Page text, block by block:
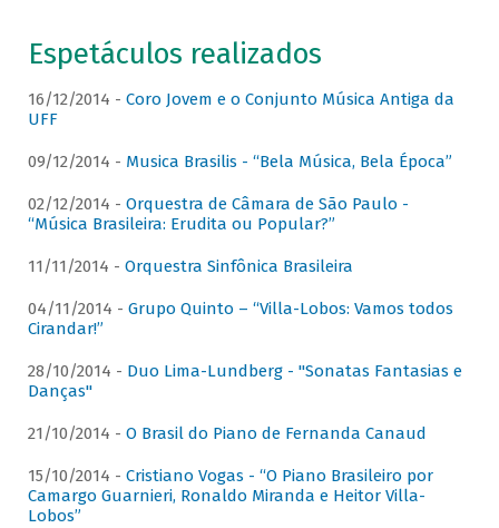
Espetáculos realizados
16/12/2014 - Coro Jovem e o Conjunto Música Antiga da
UFF
09/12/2014 - Musica Brasilis - “Bela Música, Bela Época”
02/12/2014 - Orquestra de Câmara de São Paulo -
“Música Brasileira: Erudita ou Popular?”
11/11/2014 - Orquestra Sinfônica Brasileira
04/11/2014 - Grupo Quinto – “Villa-Lobos: Vamos todos
Cirandar!”
28/10/2014 - Duo Lima-Lundberg - "Sonatas Fantasias e
Danças"
21/10/2014 - O Brasil do Piano de Fernanda Canaud
15/10/2014 - Cristiano Vogas - “O Piano Brasileiro por
Camargo Guarnieri, Ronaldo Miranda e Heitor Villa-
Lobos”